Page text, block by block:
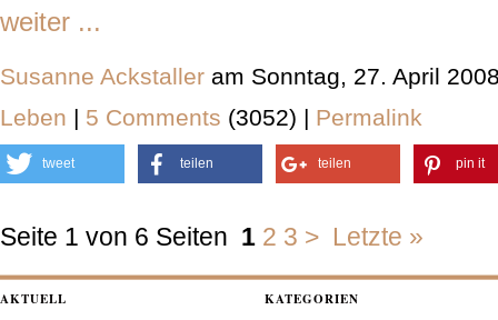
weiter ...
Susanne Ackstaller am Sonntag, 27. April
Leben | 5 Comments (3052) | Permalink
tweet teilen teilen pin it
Seite 1 von 6 Seiten 1 2 3 > Letzte »
AKTUELL KATEGORIEN